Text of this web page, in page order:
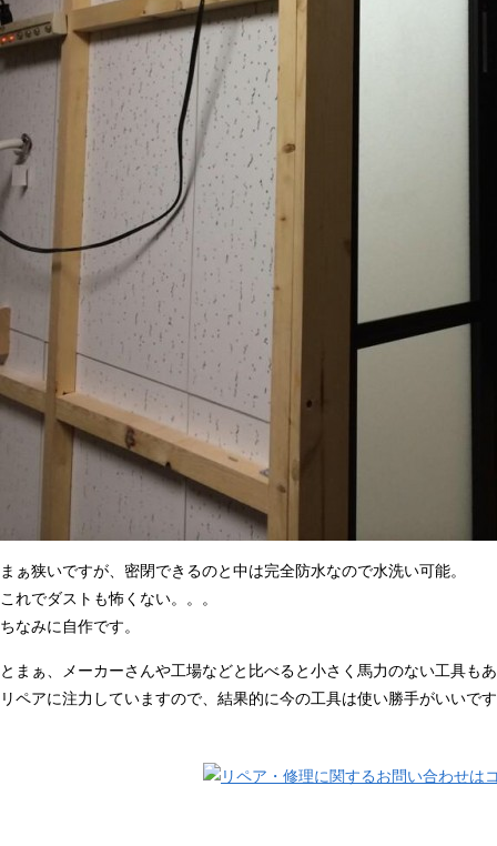
まぁ狭いですが、密閉できるのと中は完全防水なので水洗い可能。
これでダストも怖くない。。。
ちなみに自作です。
とまぁ、メーカーさんや工場などと比べると小さく馬力のない工具も
リペアに注力していますので、結果的に今の工具は使い勝手がいいで